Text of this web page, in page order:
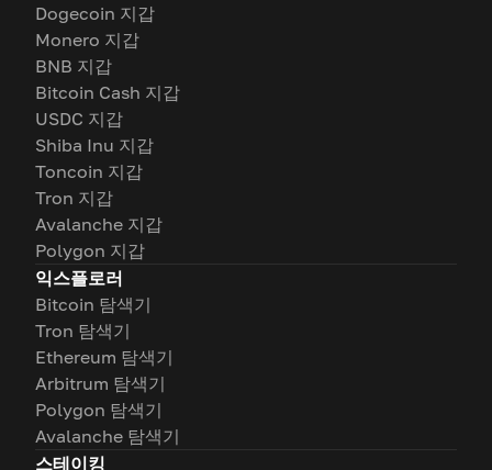
Dogecoin 지갑
Monero 지갑
BNB 지갑
Bitcoin Cash 지갑
USDC 지갑
Shiba Inu 지갑
Toncoin 지갑
Tron 지갑
Avalanche 지갑
Polygon 지갑
익스플로러
Bitcoin 탐색기
Tron 탐색기
Ethereum 탐색기
Arbitrum 탐색기
Polygon 탐색기
Avalanche 탐색기
스테이킹